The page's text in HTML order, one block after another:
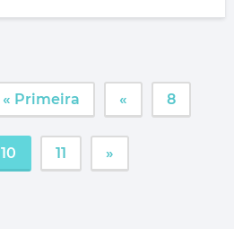
« Primeira « 8
10 11 »